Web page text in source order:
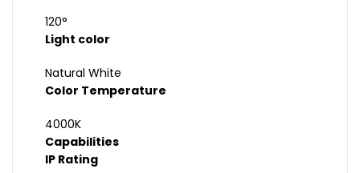
120°
Light color
Natural White
Color Temperature
4000K
Capabilities
IP Rating